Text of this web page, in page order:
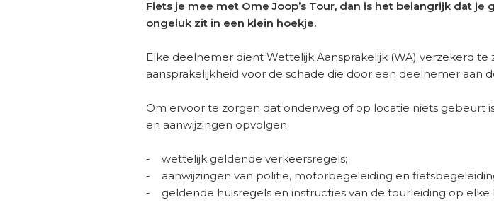
Fiets je mee met Ome Joop’s Tour, dan is het belangrijk dat
ongeluk zit in een klein hoekje.
Elke deelnemer dient Wettelijk Aansprakelijk (WA) verzekerd te
aansprakelijkheid voor de schade die door een deelnemer aan
Om ervoor te zorgen dat onderweg of op locatie niets gebeurt
en aanwijzingen opvolgen:
- wettelijk geldende verkeersregels;
- aanwijzingen van politie, motorbegeleiding en
- geldende huisregels en instructies van de tourleiding op elke